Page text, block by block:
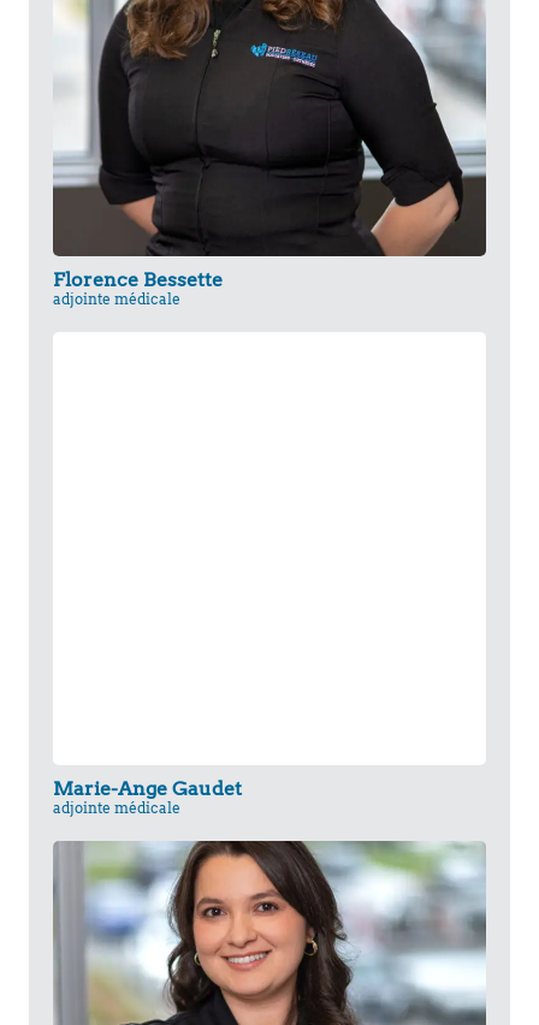
Florence Bessette
adjointe médicale
Marie-Ange Gaudet
adjointe médicale